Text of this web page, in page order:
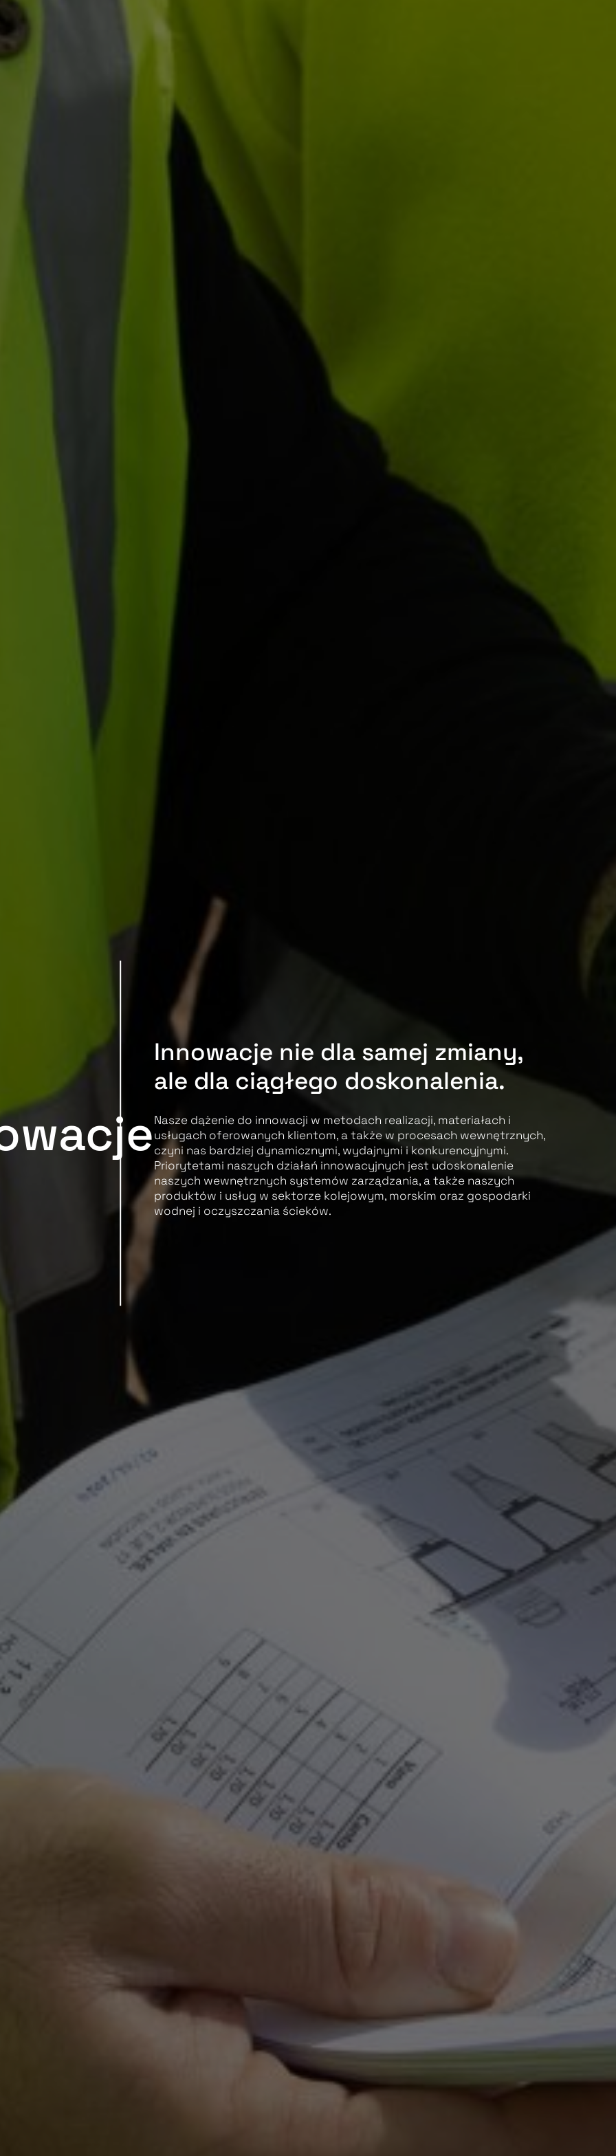
Innowacje nie dla samej zmiany,
ale dla ciągłego doskonalenia.
Nasze dążenie do innowacji w metodach realizacji, materiałach i
usługach oferowanych klientom, a także w procesach wewnętrznych,
czyni nas bardziej dynamicznymi, wydajnymi i konkurencyjnymi.
Priorytetami naszych działań innowacyjnych jest udoskonalenie
naszych wewnętrznych systemów zarządzania, a także naszych
produktów i usług w sektorze kolejowym, morskim oraz gospodarki
wodnej i oczyszczania ścieków.